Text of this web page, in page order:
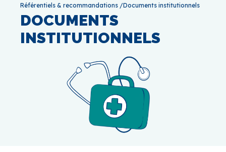
Référentiels & recommandations /Documents institutionnels
DOCUMENTS
INSTITUTIONNELS